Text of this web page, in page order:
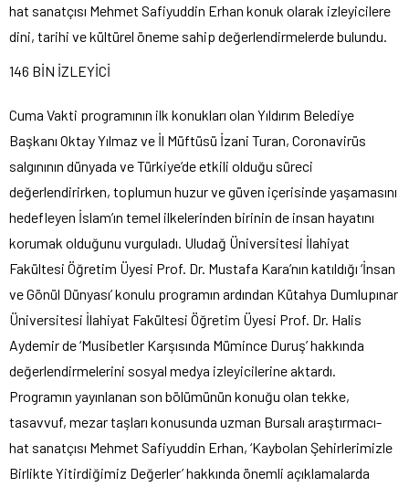
hat sanatçısı Mehmet Safiyuddin Erhan konuk olarak izleyicilere
dini, tarihi ve kültürel öneme sahip değerlendirmelerde bulundu.
146 BİN İZLEYİCİ
Cuma Vakti programının ilk konukları olan Yıldırım Belediye
Başkanı Oktay Yılmaz ve İl Müftüsü İzani Turan, Coronavirüs
salgınının dünyada ve Türkiye’de etkili olduğu süreci
değerlendirirken, toplumun huzur ve güven içerisinde yaşamasını
hedefleyen İslam’ın temel ilkelerinden birinin de insan hayatını
korumak olduğunu vurguladı. Uludağ Üniversitesi İlahiyat
Fakültesi Öğretim Üyesi Prof. Dr. Mustafa Kara’nın katıldığı ‘İnsan
ve Gönül Dünyası’ konulu programın ardından Kütahya Dumlupınar
Üniversitesi İlahiyat Fakültesi Öğretim Üyesi Prof. Dr. Halis
Aydemir de ‘Musibetler Karşısında Mümince Duruş’ hakkında
değerlendirmelerini sosyal medya izleyicilerine aktardı.
Programın yayınlanan son bölümünün konuğu olan tekke,
tasavvuf, mezar taşları konusunda uzman Bursalı araştırmacı-
hat sanatçısı Mehmet Safiyuddin Erhan, ‘Kaybolan Şehirlerimizle
Birlikte Yitirdiğimiz Değerler’ hakkında önemli açıklamalarda